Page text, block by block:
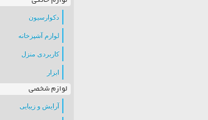
دکوارسیون
لوازم آشپزخانه
کاربردی منزل
ابزار
لوازم شخصی
آرایش و زیبایی